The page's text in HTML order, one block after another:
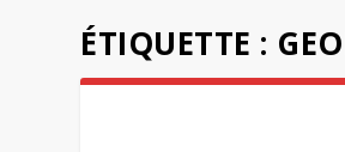
ÉTIQUETTE :